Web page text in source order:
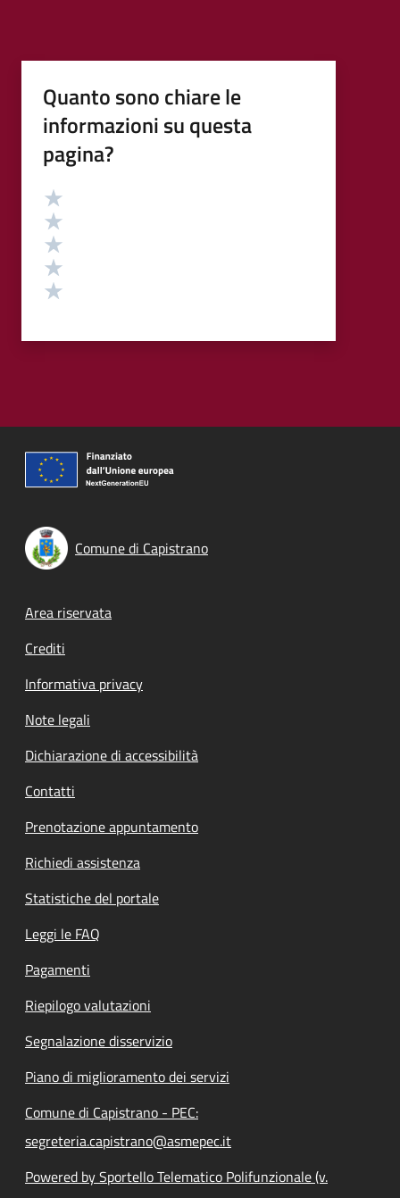
Quanto sono chiare le
informazioni su questa
pagina?
Valutazione
Comune di Capistrano
Footer menu
Area riservata
Crediti
Informativa privacy
Note legali
Dichiarazione di accessibilità
Contatti
Prenotazione appuntamento
Richiedi assistenza
Statistiche del portale
Leggi le FAQ
Pagamenti
Riepilogo valutazioni
Segnalazione disservizio
Piano di miglioramento dei servizi
Comune di Capistrano - PEC:
segreteria.capistrano@asmepec.it
Powered by Sportello Telematico Polifunzionale (v.